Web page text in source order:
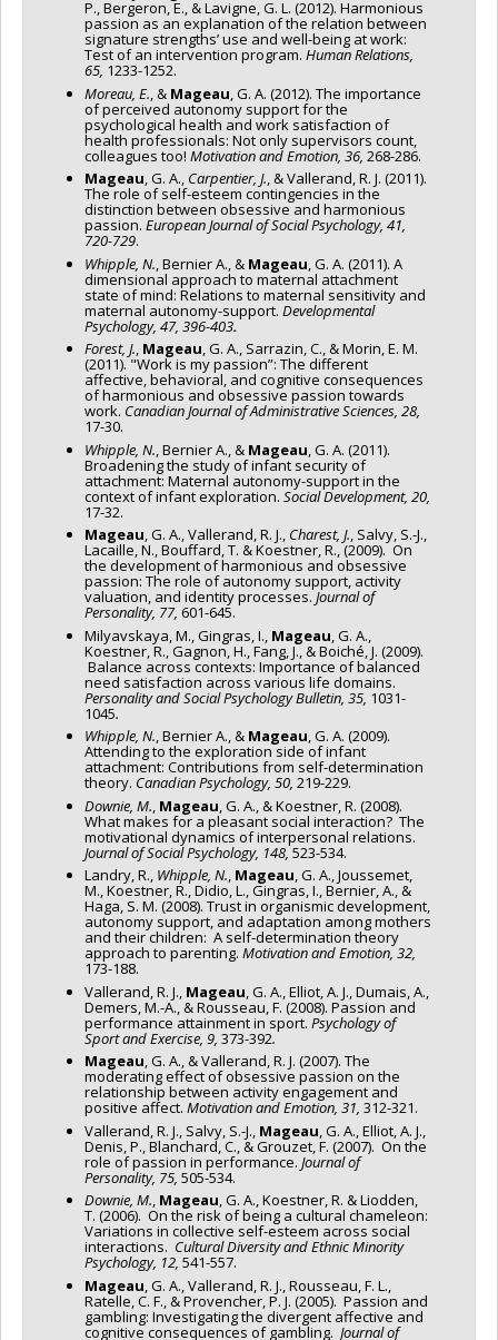
P., Bergeron, E., & Lavigne, G. L. (2012). Harmonious
passion as an explanation of the relation between
signature strengths’ use and well-being at work:
Test of an intervention program. Human Relations,
65, 1233-1252.
Moreau, E. , & Mageau , G. A. (2012). The importance
of perceived autonomy support for the
psychological health and work satisfaction of
health professionals: Not only supervisors count,
colleagues too! Motivation and Emotion, 36, 268-286.
Mageau, G. A., Carpentier, J., & Vallerand, R. J. (2011).
The role of self-esteem contingencies in the
distinction between obsessive and harmonious
passion. European Journal of Social Psychology, 41,
720-729.
Whipple, N. , Bernier A., & Mageau , G. A. (2011). A
dimensional approach to maternal attachment
state of mind: Relations to maternal sensitivity and
maternal autonomy-support. Developmental
Psychology, 47, 396-403.
Forest, J., Mageau, G. A., Sarrazin, C., & Morin, E. M.
(2011). "Work is my passion”: The different
affective, behavioral, and cognitive consequences
of harmonious and obsessive passion towards
work. Canadian Journal of Administrative Sciences, 28,
17-30.
Whipple, N. , Bernier A., & Mageau , G. A. (2011).
Broadening the study of infant security of
attachment: Maternal autonomy-support in the
context of infant exploration. Social Development, 20,
17-32.
Mageau, G. A., Vallerand, R. J., Charest, J., Salvy, S.-J.,
Lacaille, N., Bouffard, T. & Koestner, R., (2009). On
the development of harmonious and obsessive
passion: The role of autonomy support, activity
valuation, and identity processes.Journal of
Personality, 77, 601-645.
Milyavskaya, M., Gingras, I., Mageau , G. A.,
Koestner, R., Gagnon, H., Fang, J., & Boiché, J. (2009).
Balance across contexts: Importance of balanced
need satisfaction across various life domains.
Personality and Social Psychology Bulletin, 35, 1031-
1045.
Whipple, N., Bernier A., & Mageau, G. A. (2009).
Attending to the exploration side of infant
attachment: Contributions from self-determination
theory. Canadian Psychology, 50, 219-229.
Downie, M. Mageau , G. A., & Koestner, R. (2008).
What makes for a pleasant social interaction? The
motivational dynamics of interpersonal relations.
Journal of Social Psychology, 148,523-534.
Landry, R., Whipple, N., Mageau, G. A., Joussemet,
M., Koestner, R., Didio, L., Gingras, I., Bernier, A., &
Haga, S. M. (2008). Trust in organismic development,
autonomy support, and adaptation among mothers
and their children: A self-determination theory
approach to parenting. Motivation and Emotion, 32,
173-188.
Vallerand, R. J., Mageau , G. A., Elliot, A. J., Dumais, A.,
Demers, M.-A., & Rousseau, F. (2008). Passion and
performance attainment in sport. Psychology of
Sport and Exercise, 9, 373-392.
Mageau, G. A., & Vallerand, R. J. (2007). The
moderating effect of obsessive passion on the
relationship between activity engagement and
positive affect. Motivation and Emotion, 31, 312-321.
Vallerand, R. J., Salvy, S.-J., Mageau , G. A., Elliot, A. J.,
Denis, P., Blanchard, C., & Grouzet, F. (2007). On the
role of passion in performance. Journal of
Personality, 75, 505-534.
Downie, M., Mageau, G. A., Koestner, R. & Liodden,
T. (2006). On the risk of being a cultural chameleon:
Variations in collective self-esteem across social
interactions. Cultural Diversity and Ethnic Minority
Psychology, 12, 541-557.
Mageau , G. A., Vallerand, R. J., Rousseau, F. L.,
Ratelle, C. F., & Provencher, P. J. (2005). Passion and
gambling: Investigating the divergent affective and
cognitive consequences of gambling. Journal of